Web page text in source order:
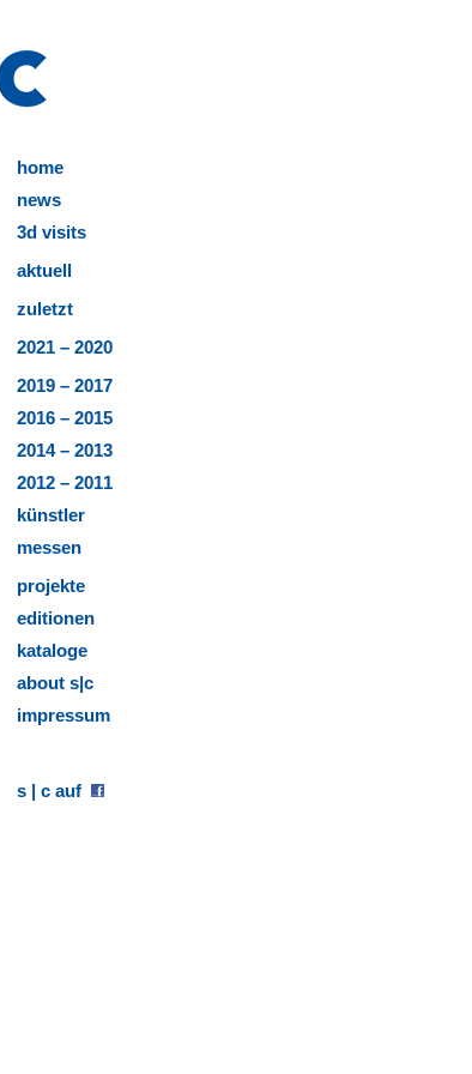
home
news
3d visits
aktuell
zuletzt
2021 – 2020
2019 – 2017
2016 – 2015
2014 – 2013
2012 – 2011
künstler
messen
projekte
editionen
kataloge
about s|c
impressum
s | c auf